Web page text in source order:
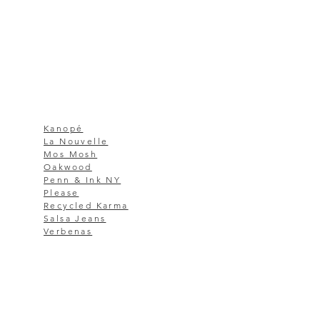
Kanopé
La Nouvelle
Mos Mosh
Oakwood
Penn & Ink NY
Please
Recycled Karma
Salsa Jeans
Verbenas